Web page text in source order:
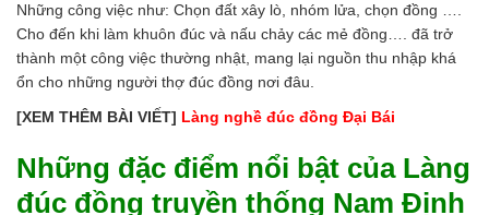
Những công việc như: Chọn đất xây lò, nhóm lửa, chọn đồng ….
Cho đến khi làm khuôn đúc và nấu chảy các mẻ đồng…. đã trở
thành một công việc thường nhật, mang lại nguồn thu nhập khá
ổn cho những người thợ đúc đồng nơi đâu.
[XEM THÊM BÀI VIẾT] Làng nghề đúc đồng Đại Bái
Những đặc điểm nổi bật của Làng
đúc đồng truyền thống Nam Định